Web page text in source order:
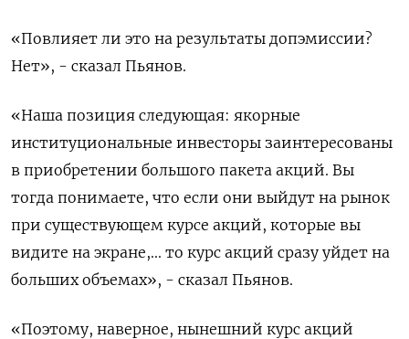
«Повлияет ли это на ‌результаты допэмиссии?
Нет», - сказал Пьянов.
«Наша позиция следующая: якорные ​
институциональные инвесторы заинтересованы
в приобретении большого пакета акций. Вы
‌тогда понимаете, что если они выйдут на рынок
при существующем курсе акций, которые вы
видите на экране,... ​то курс акций ​сразу уйдет на
‌больших объемах», - сказал Пьянов.
«Поэтому, наверное, нынешний курс акций ​